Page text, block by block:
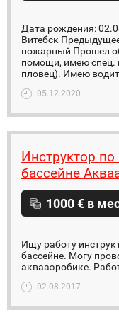
Дата рождения:
Витебск
пожарный Прошел
помощи, имею спец.
пловец). Имею
05.12.2020
Инструктор
бассейне
1000 € в
Ищу работу
бассейне. Могу
аквааэробике.
02.08.2017